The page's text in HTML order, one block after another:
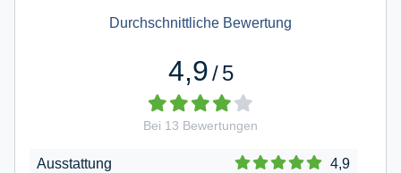
Durchschnittliche Bewertung
4,9/ 5
Bei 13 Bewertungen
Ausstattung 4,9